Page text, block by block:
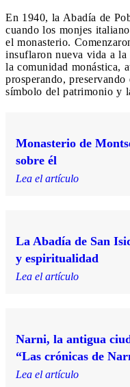
En 1940, la Abadía de
cuando los monjes
el monasterio.
insuflaron nueva vida a la
la comunidad monástica,
prosperando,
símbolo del patrimonio y
Monasterio de
sobre él
Lea el artículo
La Abadía de San
y espiritualidad
Lea el artículo
Narni, la antigua
“Las crónicas de
Lea el artículo